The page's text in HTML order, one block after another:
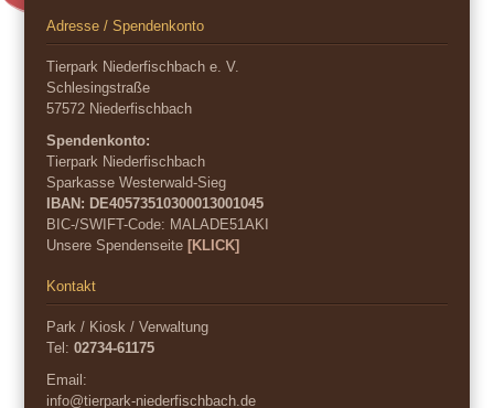
Adresse / Spendenkonto
Tierpark Niederfischbach e. V.
Schlesingstraße
57572 Niederfischbach
Spendenkonto:
Tierpark Niederfischbach
Sparkasse Westerwald-Sieg
IBAN: DE40573510300013001045
BIC-/SWIFT-Code: MALADE51AKI
Unsere Spendenseite[KLICK]
Kontakt
Park / Kiosk / Verwaltung
Tel:02734-61175
Email:
info@tierpark-niederfischbach.de